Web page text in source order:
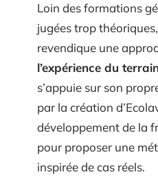
Loin des formations
jugées trop
revendique une
l’expérience du
s’appuie sur son
par la création
développement de la
pour proposer une
inspirée de cas réels.